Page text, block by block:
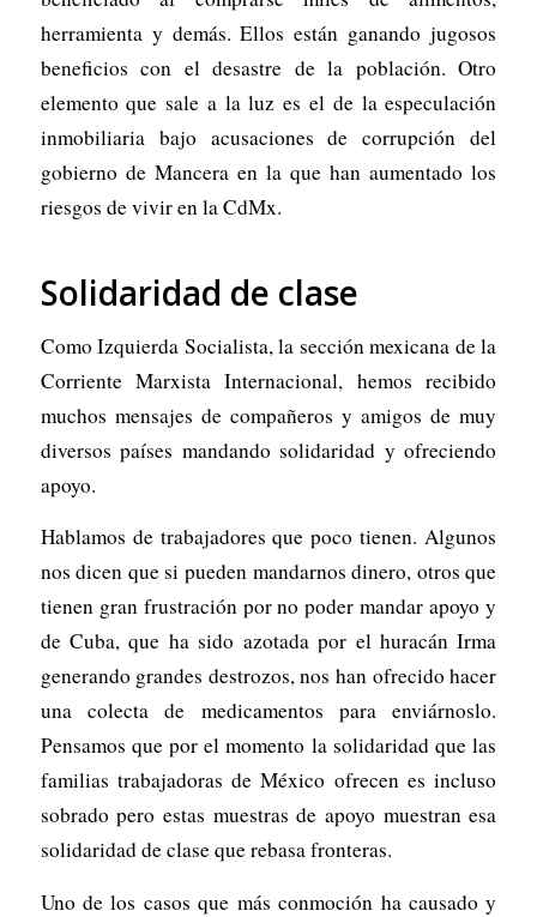
herramienta y demás. Ellos están ganando jugosos
beneficios con el desastre de la población. Otro
elemento que sale a la luz es el de la especulación
inmobiliaria bajo acusaciones de corrupción del
gobierno de Mancera en la que han aumentado los
riesgos de vivir en la CdMx.
Solidaridad de clase
Como Izquierda Socialista, la sección mexicana de la
Corriente Marxista Internacional, hemos recibido
muchos mensajes de compañeros y amigos de muy
diversos países mandando solidaridad y ofreciendo
apoyo.
Hablamos de trabajadores que poco tienen. Algunos
nos dicen que si pueden mandarnos dinero, otros que
tienen gran frustración por no poder mandar apoyo y
de Cuba, que ha sido azotada por el huracán Irma
generando grandes destrozos, nos han ofrecido hacer
una colecta de medicamentos para enviárnoslo.
Pensamos que por el momento la solidaridad que las
familias trabajadoras de México ofrecen es incluso
sobrado pero estas muestras de apoyo muestran esa
solidaridad de clase que rebasa fronteras.
Uno de los casos que más conmoción ha causado y